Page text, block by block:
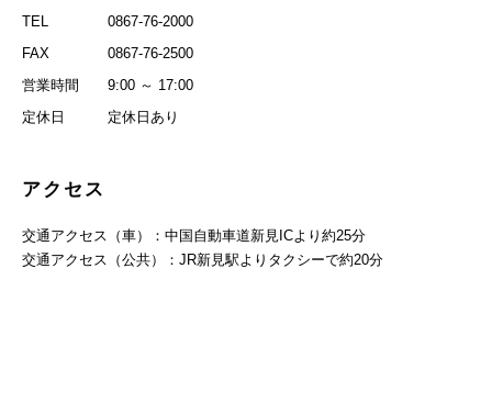
TEL
0867-76-2000
FAX
0867-76-2500
営業時間
9:00 ～ 17:00
定休日
定休日あり
アクセス
交通アクセス（車）：中国自動車道新見ICより約25分
交通アクセス（公共）：JR新見駅よりタクシーで約20分